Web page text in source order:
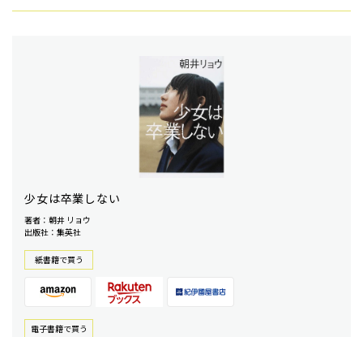
少女は卒業しない
著者：朝井 リョウ
出版社：集英社
紙書籍で買う
電⼦書籍で買う